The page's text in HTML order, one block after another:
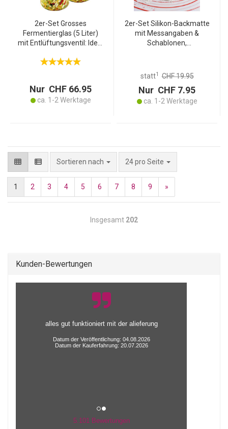
2er-Set Grosses
Fermentierglas (5 Liter)
mit Entlüftungsventil: Ideal
Co. - Einfaches & sicheres
Nur CHF 66.95
ca. 1-2 Werktage
2er-Set Silikon-Backmatte
mit Messangaben &
Schablonen,
Teigmatte &
Backprofis
statt1 CHF 19.95
Nur CHF 7.95
ca. 1-2 Werktage
Sortieren nach 24 pro Seite
1 2 3 4 5 6 7 8 9 »
Insgesamt 202
Kunden-Bewertungen
alles gut funktioniert mit der alieferung
Datum der Veröffentlichung: 04.08.2026
Datum der Kauferfahrung: 20.07.2026
5.101 Bewertungen